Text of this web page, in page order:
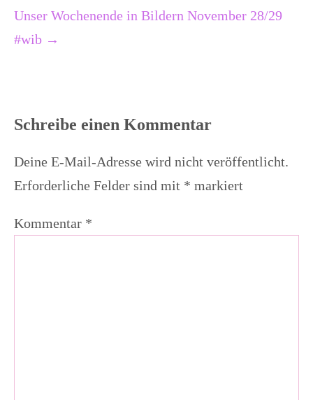
Unser Wochenende in Bildern November 28/29
#wib →
Schreibe einen Kommentar
Deine E-Mail-Adresse wird nicht veröffentlicht.
Erforderliche Felder sind mit * markiert
Kommentar *